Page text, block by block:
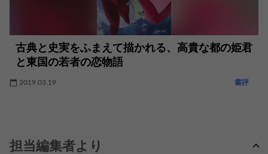
古典と史実をふまえて描かれる、高貴な都の姫君
と東国の若者の恋物語
2019.03.19 書評
担当編集者より